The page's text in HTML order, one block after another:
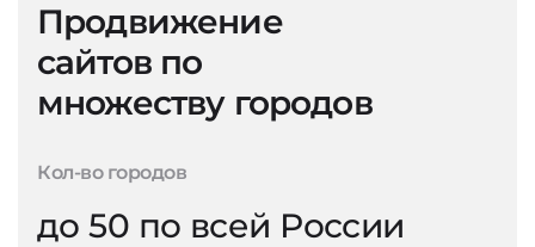
Продвижение
сайтов по
множеству городов
Кол-во городов
до 50 по всей России